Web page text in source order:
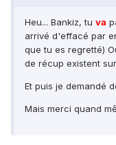
Heu... Bankiz, tu va
arrivé d'effacé par
que tu es regretté)
de récup existent
Et puis je demandé
Mais merci quand